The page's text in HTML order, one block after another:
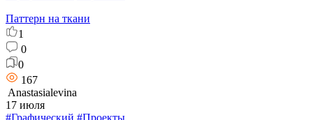
Паттерн на ткани
1
0
0
167
Anastasialevina
17 июля
#Графический #Проекты